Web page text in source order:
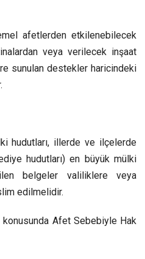
afetlerden etkilenebilecek
veya verilecek inşaat
sunulan destekler haricindeki
hudutları, illerde ve ilçelerde
hudutları) en büyük mülki
belgeler valiliklere veya
edilmelidir.
konusunda Afet Sebebiyle Hak